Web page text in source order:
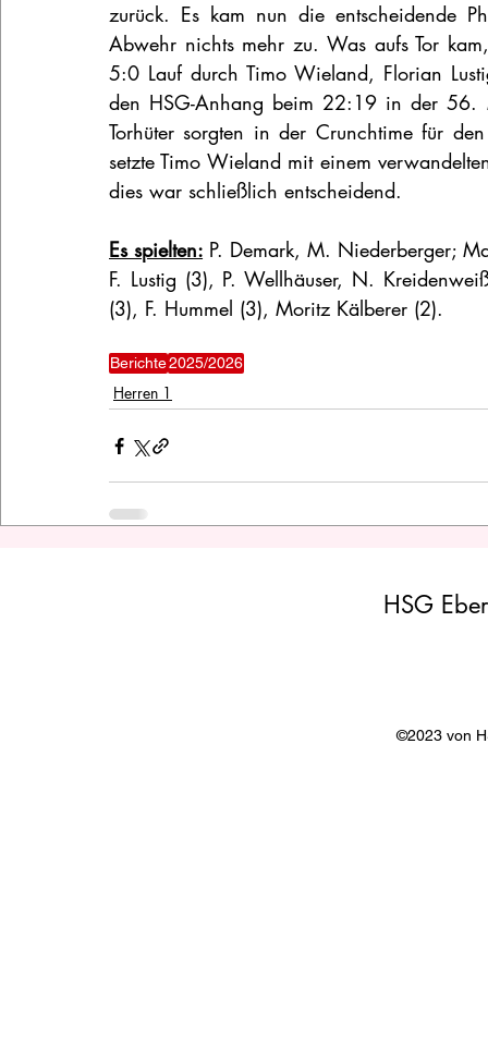
zurück. Es kam nun die entscheidende
Abwehr nichts mehr zu. Was aufs Tor
5:0 Lauf durch Timo Wieland, Florian
den HSG-Anhang beim 22:19 in der 56.
Torhüter sorgten in der Crunchtime für
setzte Timo Wieland mit einem
dies war schließlich entscheidend.
Es spielten: P. Demark, M. Niederberger;
F. Lustig (3), P. Wellhäuser, N.
(3), F. Hummel (3), Moritz Kälberer (2).
Berichte2025/2026
Herren 1
HSG
©2023 von